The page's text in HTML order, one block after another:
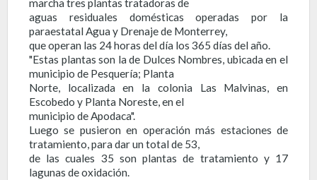
marcha tres plantas tratadoras de
aguas residuales domésticas operadas por la
paraestatal Agua y Drenaje de Monterrey,
que operan las 24 horas del día los 365 días del año.
"Estas plantas son la de Dulces Nombres, ubicada en el
municipio de Pesquería; Planta
Norte, localizada en la colonia Las Malvinas, en
Escobedo y Planta Noreste, en el
municipio de Apodaca".
Luego se pusieron en operación más estaciones de
tratamiento, para dar un total de 53,
de las cuales 35 son plantas de tratamiento y 17
lagunas de oxidación.